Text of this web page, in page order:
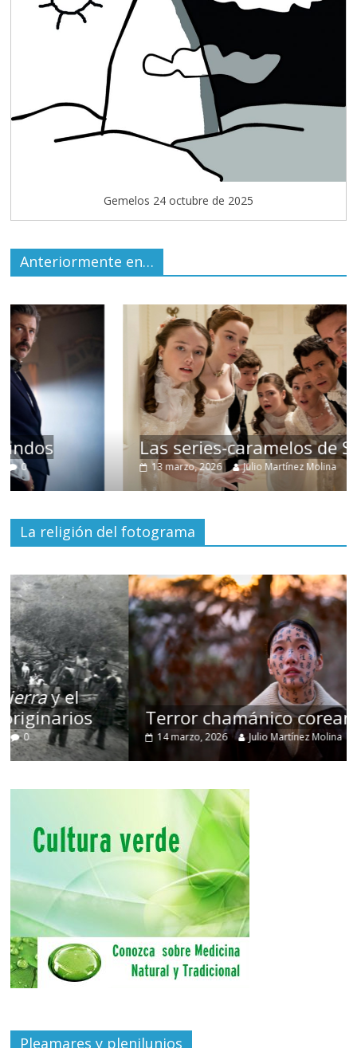
Gemelos 24 octubre de 2025
Anteriormente en…
Las series-caramelos de Shondaland
13 marzo, 2026 Julio Martínez Molina 0
La religión del fotograma
Terror chamánico coreano
14 marzo, 2026 Julio Martínez Molina 0
Pleamares y plenilunios